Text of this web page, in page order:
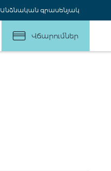
Անձնական գրասենյակ
Վճարումներ